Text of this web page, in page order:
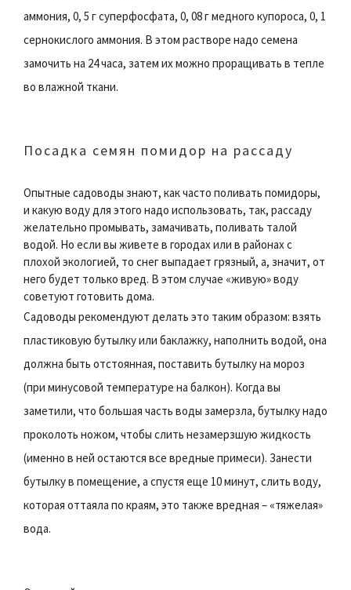
аммония, 0, 5 г суперфосфата, 0, 08 г медного купороса, 0, 1
сернокислого аммония. В этом растворе надо семена
замочить на 24 часа, затем их можно проращивать в тепле
во влажной ткани.
Посадка семян помидор на рассаду
Опытные садоводы знают, как часто поливать помидоры,
и какую воду для этого надо использовать, так, рассаду
желательно промывать, замачивать, поливать талой
водой. Но если вы живете в городах или в районах с
плохой экологией, то снег выпадает грязный, а, значит, от
него будет только вред. В этом случае «живую» воду
советуют готовить дома.
Садоводы рекомендуют делать это таким образом: взять
пластиковую бутылку или баклажку, наполнить водой, она
должна быть отстоянная, поставить бутылку на мороз
(при минусовой температуре на балкон). Когда вы
заметили, что большая часть воды замерзла, бутылку надо
проколоть ножом, чтобы слить незамерзшую жидкость
(именно в ней остаются все вредные примеси). Занести
бутылку в помещение, а спустя еще 10 минут, слить воду,
которая оттаяла по краям, это также вредная – «тяжелая»
вода.